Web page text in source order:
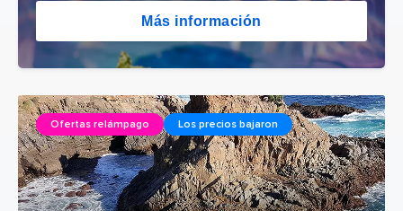
Más información
Ofertas relámpago Los precios bajaron